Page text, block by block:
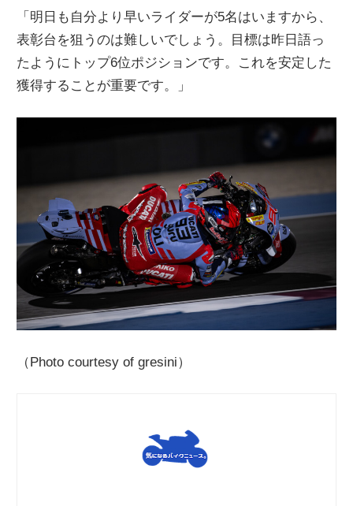
「明日も自分より早いライダーが5名はいますから、
表彰台を狙うのは難しいでしょう。目標は昨日語っ
たようにトップ6位ポジションです。これを安定した
獲得することが重要です。」
（Photo courtesy of gresini）